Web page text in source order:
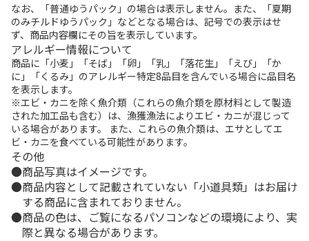
なお、「普通ゆうパック」の場合は表示しません。また、「夏期
のみチルドゆうパック」などとなる場合は、記号での表示はせ
ず、商品内容欄にその旨を表示しています。
アレルギー情報について
商品に「小麦」「そば」「卵」「乳」「落花生」「えび」「か
に」「くるみ」のアレルギー特定8品目を含んでいる場合に品目名
を表示します。
※エビ・カニを除く魚介類（これらの魚介類を原材料として製造
された加工品も含む）は、漁獲漁法によりエビ・カニが混じって
いる場合があります。 また、これらの魚介類は、エサとしてエ
ビ・カニを食べている可能性があります。
その他
商品写真はイメージです。
商品内容として記載されていない「小道具類」はお届け
する商品に含まれておりません。
商品の色は、ご覧になるパソコンなどの環境により、実
際と異なる場合があります。